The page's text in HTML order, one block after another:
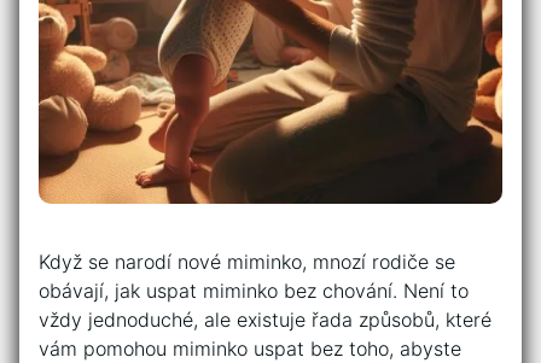
Když se narodí nové miminko, mnozí rodiče se
obávají, jak uspat miminko bez chování. Není to
vždy jednoduché, ale existuje řada způsobů, které
vám pomohou miminko uspat bez toho, abyste